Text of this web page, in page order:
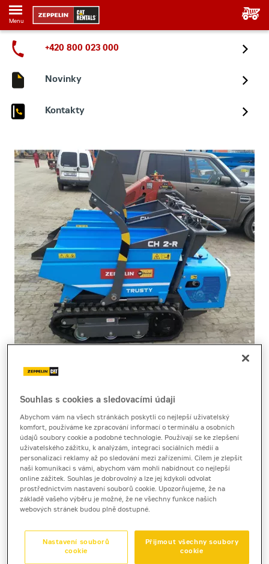
Menu
+420 800 023 000
Novinky
Kontakty
Cena za pronájem
1 - 22 dnů
2 110 Kč bez DPH
2 553 Kč s DPH
23 a více dnů
1 980 Kč bez DPH
2 395 Kč s DPH
10 000 Kč
Souhlas s cookies a sledovacími údaji
Abychom vám na všech stránkách poskytli co nejlepší uživatelský
komfort, používáme ke zpracování informací o terminálu a osobních
údajů soubory cookie a podobné technologie. Používají se ke zlepšení
uživatelského zážitku, k analýzám, integraci sociálních médií a
personalizaci reklamy až po sledování mezi zařízeními. Cílem je zlepšit
naši komunikaci s vámi, abychom vám mohli nabídnout co nejlepší
online zážitek. Souhlas je dobrovolný a lze jej kdykoli odvolat
prostřednictvím nastavení souborů cookie. Upozorňujeme, že na
základě vašeho výběru je možné, že ne všechny funkce našich
webových stránek budou plně dostupné.
Přijmout všechny soubory
cookie
Nastavení souborů
cookie